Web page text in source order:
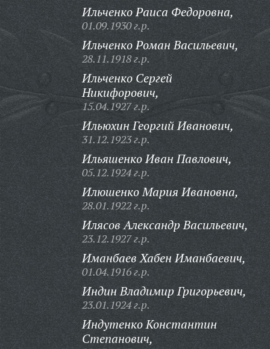
Ильченко Раиса Федоровна,
01.09.1930 г.р.
Ильченко Роман Васильевич,
28.11.1918 г.р.
Ильченко Сергей
Никифорович,
15.04.1927 г.р.
Ильюхин Георгий Иванович,
31.12.1923 г.р.
Ильяшенко Иван Павлович,
05.12.1924 г.р.
Илюшенко Мария Ивановна,
28.01.1922 г.р.
Илясов Александр Васильевич,
23.12.1927 г.р.
Иманбаев Хабен Иманбаевич,
01.04.1916 г.р.
Индин Владимир Григорьевич,
23.01.1924 г.р.
Индутенко Константин
Степанович,